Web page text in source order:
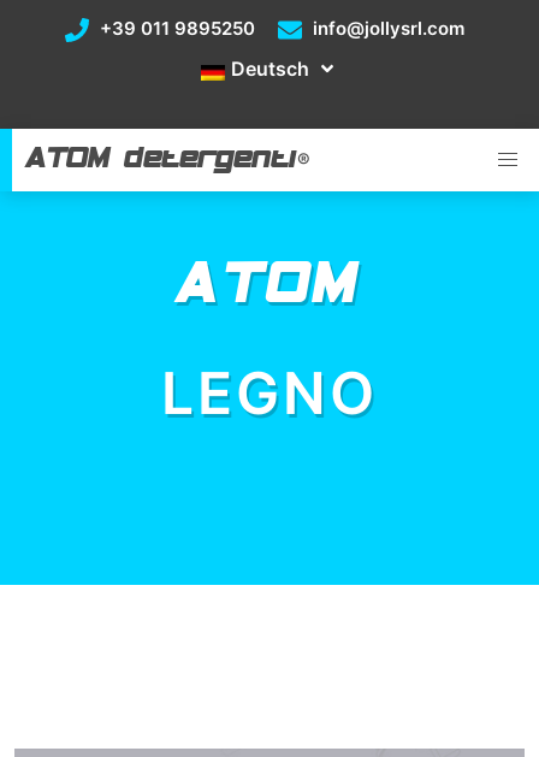
+39 011 9895250 info@jollysrl.com
Deutsch
ATOM detergenti®
ATOM
LEGNO